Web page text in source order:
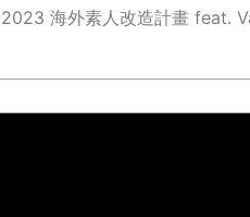
2023 海外素人改造計畫 feat.